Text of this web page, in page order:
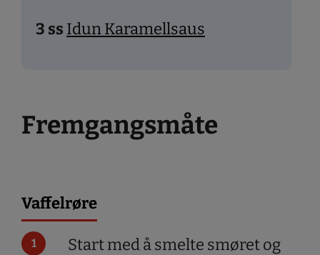
3 ss Idun Karamellsaus
Fremgangsmåte
Vaffelrøre
Start med å smelte smøret og